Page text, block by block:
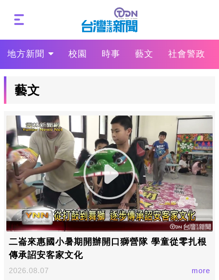
地方新聞 校園 時事 藝文 社會警政
藝文
二崙來惠國小暑期開辦開口獅營隊 學童從零扎根
傳承詔安客家文化
2026.08.07 more